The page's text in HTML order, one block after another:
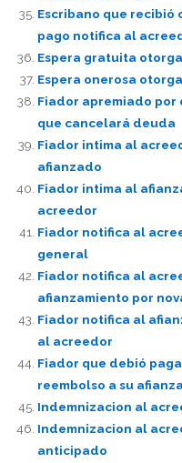
Escribano que
pago notifica al
Espera gratuita
Espera onerosa
Fiador apremiado
que cancelará deuda
Fiador intima al
afianzado
Fiador intima al
acreedor
Fiador notifica al
general
Fiador notifica al
afianzamiento por
Fiador notifica al
al acreedor
Fiador que debió
reembolso a su
Indemnizacion al
Indemnizacion al
anticipado